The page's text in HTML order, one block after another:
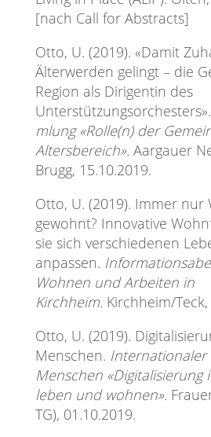
[nach Call for Abstracts]
Otto, U. (2019). «Damit
Älterwerden gelingt – die
Region als Dirigentin des
Unterstützungsorchesters».
mlung «Rolle(n) der
Altersbereich». Aargauer
Brugg, 15.10.2019.
Otto, U. (2019). Immer nur
gewohnt? Innovative
sie sich verschiedenen
anpassen.
Wohnen und Arbeiten in
Kirchheim. Kirchheim/
Otto, U. (2019).
Menschen. Internationaler
Menschen «Digitalisierung
leben und wohnen».
TG), 01.10.2019.